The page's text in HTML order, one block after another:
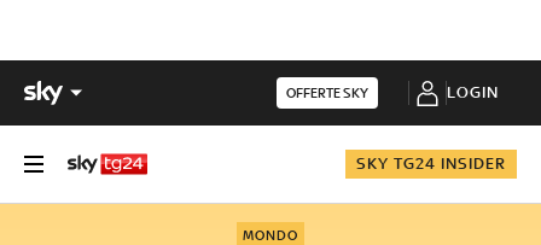
OFFERTE SKY LOGIN
SKY TG24 INSIDER
MONDO